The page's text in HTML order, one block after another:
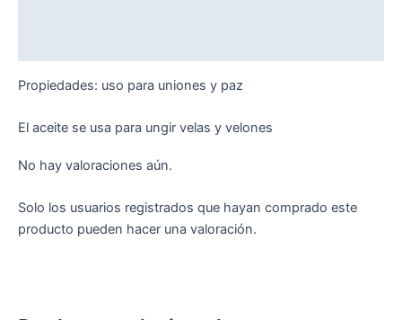
Propiedades: uso para uniones y paz
El aceite se usa para ungir velas y velones
No hay valoraciones aún.
Solo los usuarios registrados que hayan comprado este
producto pueden hacer una valoración.